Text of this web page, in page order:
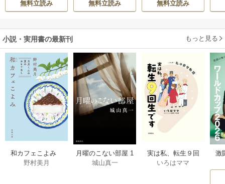
真実の恋を探しま
無料立読み 無料立読み
生活を満喫する
無料立読み
小説・実用書の最新刊 もっと見る
和カフェこよみ
五月くんの夏のお
野村美月
月曜のこない部屋 1
巻
城山真一
実は私、転生９回
生です マンガ
いろはママ
激